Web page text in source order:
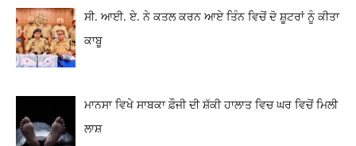
ਸੀ. ਆਈ. ਏ. ਨੇ ਕਤਲ ਕਰਨ ਆਏ ਤਿੰਨ ਵਿਚੋਂ ਦੋ ਸ਼ੂਟਰਾਂ ਨੂੰ ਕੀਤਾ
ਕਾਬੂ
ਮਾਨਸਾ ਵਿਖੇ ਸਾਬਕਾ ਫ਼ੌਜੀ ਦੀ ਸ਼ੱਕੀ ਹਾਲਾਤ ਵਿਚ ਘਰ ਵਿਚੋਂ ਮਿਲੀ
ਲਾਸ਼